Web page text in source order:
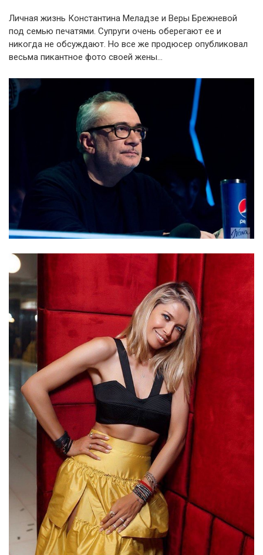
Личная жизнь Константина Меладзе и Веры Брежневой
под семью печатями. Супруги очень оберегают ее и
никогда не обсуждают. Но все же продюсер опубликовал
весьма пикантное фото своей жены…